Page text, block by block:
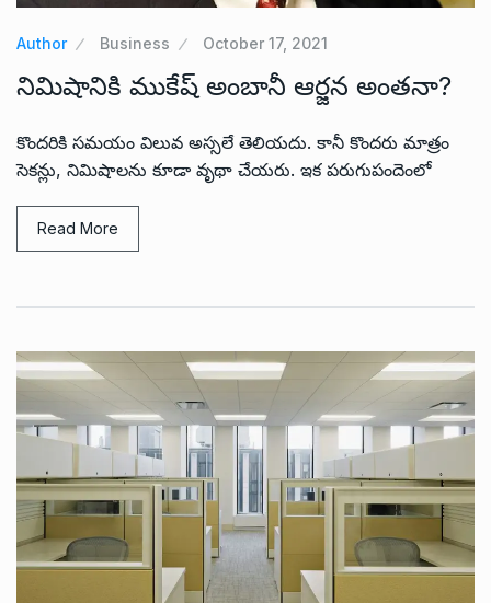
Author Business October 17, 2021
నిమిషానికి ముకేష్ అంబానీ ఆర్జన అంతనా?
కొందరికి సమయం విలువ అస్సలే తెలియదు. కానీ కొందరు మాత్రం
సెకన్లు, నిమిషాలను కూడా వృథా చేయరు. ఇక పరుగుపందెంలో
Read More